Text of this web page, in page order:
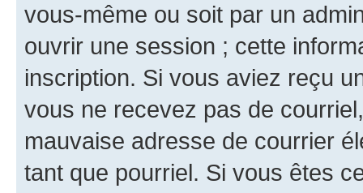
vous-même ou soit par un
ouvrir une session ; cette
inscription. Si vous aviez reçu
vous ne recevez pas de
mauvaise adresse de courrier
tant que pourriel. Si vous êtes